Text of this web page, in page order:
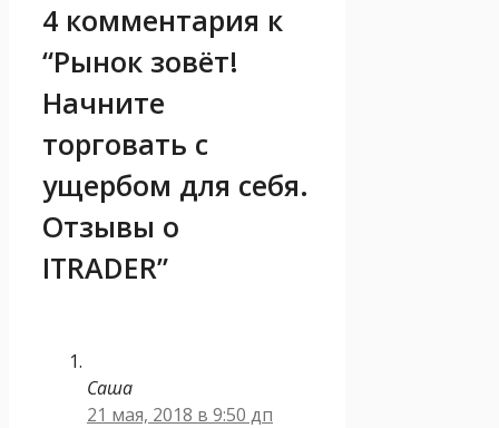
4 комментария к
“Рынок зовёт!
Начните
торговать с
ущербом для себя.
Отзывы о
ITRADER”
Саша
21 мая, 2018 в 9:50 дп